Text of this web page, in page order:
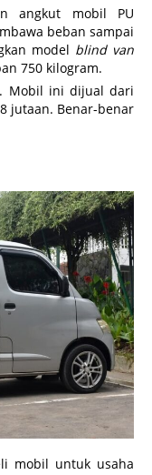
angkut mobil PU
beban sampai
model blind van
750 kilogram.
Mobil ini dijual dari
jutaan. Benar-benar
mobil untuk usaha